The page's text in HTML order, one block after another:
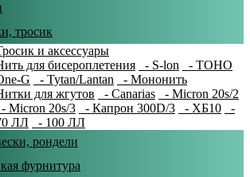
тросик
и аксессуары
для бисероплетения
- S-lon
- TOHO
G
- Tytan/Lantan
- Мононить
для жгутов
- Canarias
- Micron 20s/2
- Micron 20s/3
- Капрон 300D/3 - ХБ10
-
ЛЛ
- 100 ЛЛ
рондели
фурнитура